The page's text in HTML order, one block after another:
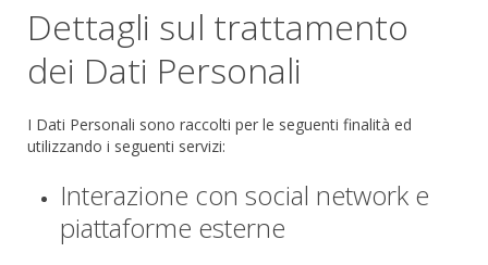
Dettagli sul trattamento
dei Dati Personali
I Dati Personali sono raccolti per le seguenti finalità ed
utilizzando i seguenti servizi:
Interazione con social network e
piattaforme esterne